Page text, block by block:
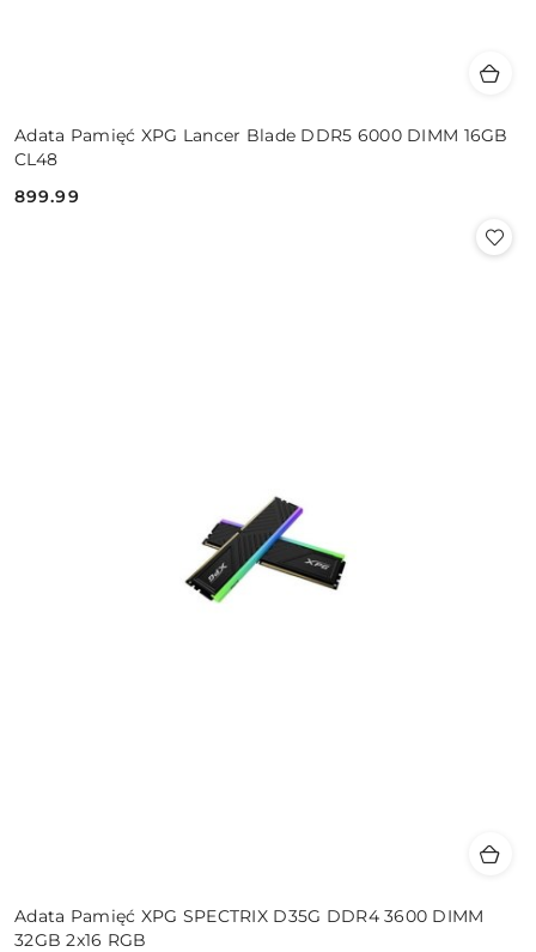
Adata Pamięć XPG Lancer Blade DDR5 6000 DIMM 16GB
CL48
Cena:
899.99
Adata Pamięć XPG SPECTRIX D35G DDR4 3600 DIMM
32GB 2x16 RGB